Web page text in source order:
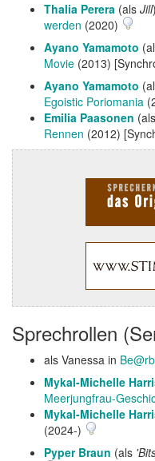
Thalia Perera (als Jill
werden (2020)
Ayano Yamamoto
Movie (2013)
Ayano Yamamoto
Egoistic Poriomania
Emilia Paasonen (als
Rennen (2012)
Sprechrollen
als Vanessa in
Mykal-Michelle
Meerjungfrau-
Mykal-Michelle
(2024-)
Pyper Braun (als